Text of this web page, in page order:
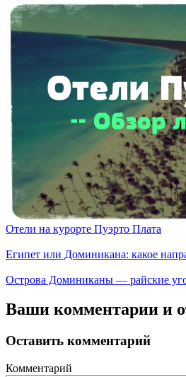
Отели на курорте Пуэрто Плата
Египет или Доминикана: какое
Острова Доминиканы — райские
Ваши комментарии и
Оставить комментарий
Комментарий